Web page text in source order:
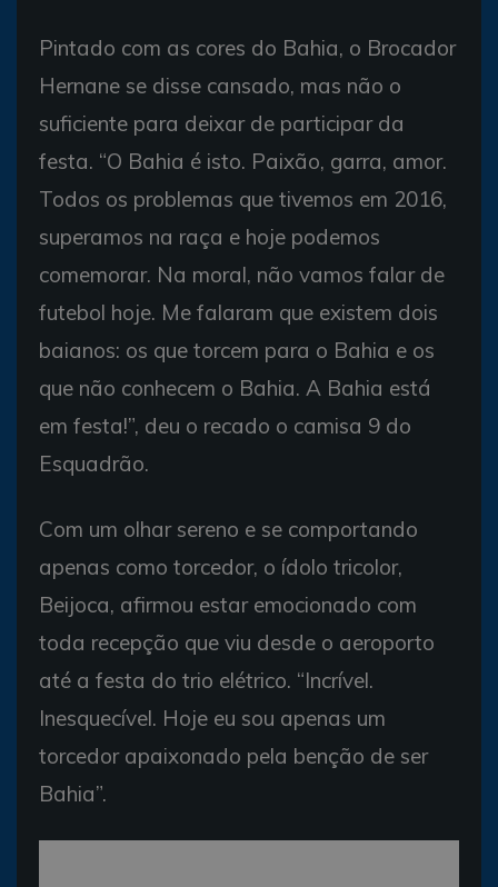
Pintado com as cores do Bahia, o Brocador
Hernane se disse cansado, mas não o
suficiente para deixar de participar da
festa. “O Bahia é isto. Paixão, garra, amor.
Todos os problemas que tivemos em 2016,
superamos na raça e hoje podemos
comemorar. Na moral, não vamos falar de
futebol hoje. Me falaram que existem dois
baianos: os que torcem para o Bahia e os
que não conhecem o Bahia. A Bahia está
em festa!”, deu o recado o camisa 9 do
Esquadrão.
Com um olhar sereno e se comportando
apenas como torcedor, o ídolo tricolor,
Beijoca, afirmou estar emocionado com
toda recepção que viu desde o aeroporto
até a festa do trio elétrico. “Incrível.
Inesquecível. Hoje eu sou apenas um
torcedor apaixonado pela benção de ser
Bahia”.